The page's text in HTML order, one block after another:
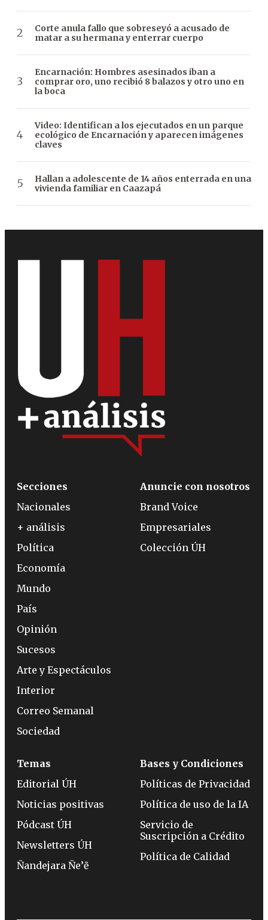
Corte anula fallo que sobreseyó a acusado de
matar a su hermana y enterrar cuerpo
Encarnación: Hombres asesinados iban a
comprar oro, uno recibió 8 balazos y otro uno en
la boca
Video: Identifican a los ejecutados en un parque
ecológico de Encarnación y aparecen imágenes
claves
Hallan a adolescente de 14 años enterrada en una
vivienda familiar en Caazapá
Secciones
Nacionales
+ análisis
Política
Economía
Mundo
País
Opinión
Sucesos
Arte y Espectáculos
Interior
Correo Semanal
Sociedad
Anuncie con nosotros
Brand Voice
Empresariales
Colección ÚH
Temas
Editorial ÚH
Noticias positivas
Pódcast ÚH
Newsletters ÚH
Ñandejara Ñe’ẽ
Bases y Condiciones
Políticas de Privacidad
Política de uso de la IA
Servicio de
Suscripción a Crédito
Política de Calidad